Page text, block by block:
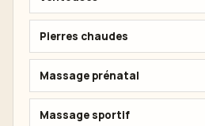
Pierres chaudes
Massage prénatal
Massage sportif